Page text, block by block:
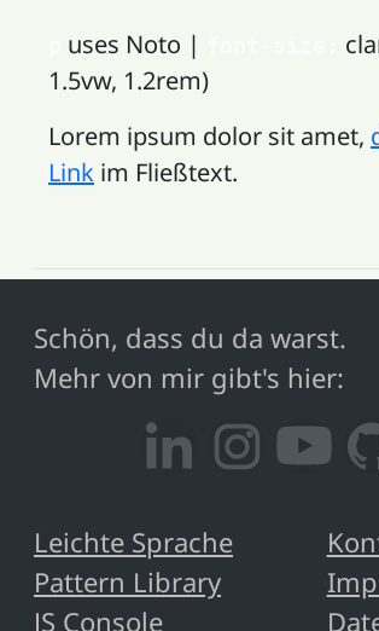
uses Noto |
1.5vw, 1.2rem)
Lorem ipsum dolor sit amet,
Link im Fließtext.
Schön, dass du da warst.
Mehr von mir gibt's hier:
LinkedInInstagram
Leichte Sprache
Pattern Library
JS Console